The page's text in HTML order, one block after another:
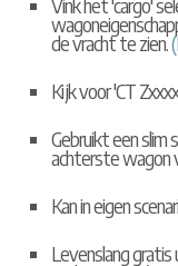
Vink het 'cargo'
de vracht te zien.
Kijk voor 'CT
Gebruikt een slim
achterste wagon
Kan in eigen
Levenslang